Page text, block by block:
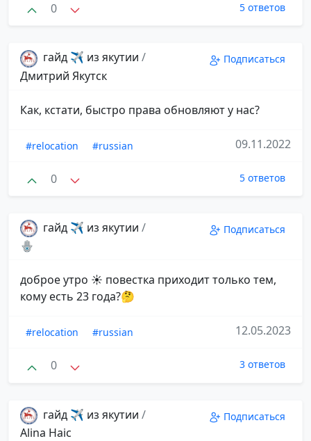
0 5 ответов
гайд ✈️ из якутии /
Дмитрий Якутск
Подписаться
Как, кстати, быстро права обновляют у нас?
#relocation #russian 09.11.2022
0 5 ответов
гайд ✈️ из якутии /
🪬
Подписаться
доброе утро ☀️ повестка приходит только тем,
кому есть 23 года?🤔
#relocation #russian 12.05.2023
0 3 ответов
гайд ✈️ из якутии /
Alina Haic
Подписаться